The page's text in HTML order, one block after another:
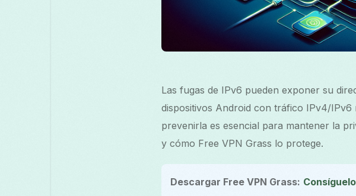
Las fugas de IPv6 pueden exponer su
dispositivos Android con tráfico IPv4/
prevenirla es esencial para mantener la
y cómo Free VPN Grass lo protege.
Descargar Free VPN Grass: